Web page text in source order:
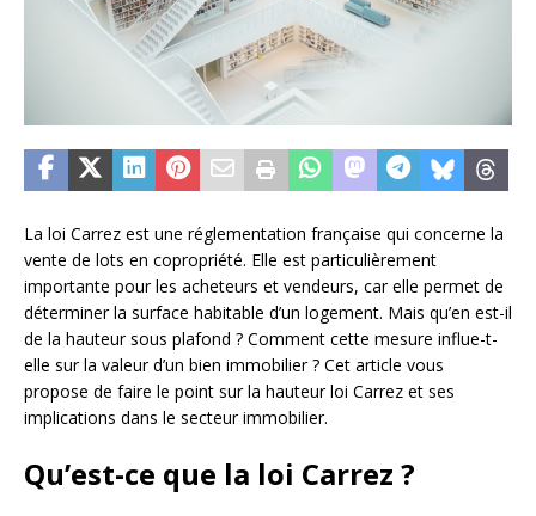
La loi Carrez est une réglementation française qui concerne la
vente de lots en copropriété. Elle est particulièrement
importante pour les acheteurs et vendeurs, car elle permet de
déterminer la surface habitable d’un logement. Mais qu’en est-il
de la hauteur sous plafond ? Comment cette mesure influe-t-
elle sur la valeur d’un bien immobilier ? Cet article vous
propose de faire le point sur la hauteur loi Carrez et ses
implications dans le secteur immobilier.
Qu’est-ce que la loi Carrez ?